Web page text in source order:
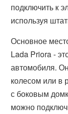
подключить к
используя
Основное
Lada Priora -
автомобиля.
колесом или в
с боковым
можно